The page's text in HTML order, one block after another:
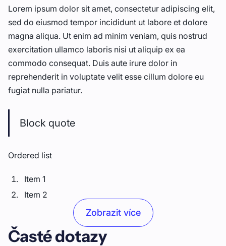
Lorem ipsum dolor sit amet, consectetur adipiscing elit,
sed do eiusmod tempor incididunt ut labore et dolore
magna aliqua. Ut enim ad minim veniam, quis nostrud
exercitation ullamco laboris nisi ut aliquip ex ea
commodo consequat. Duis aute irure dolor in
reprehenderit in voluptate velit esse cillum dolore eu
fugiat nulla pariatur.
Block quote
Ordered list
Item 1
Item 2
Unordered list
Zobrazit více
Časté dotazy